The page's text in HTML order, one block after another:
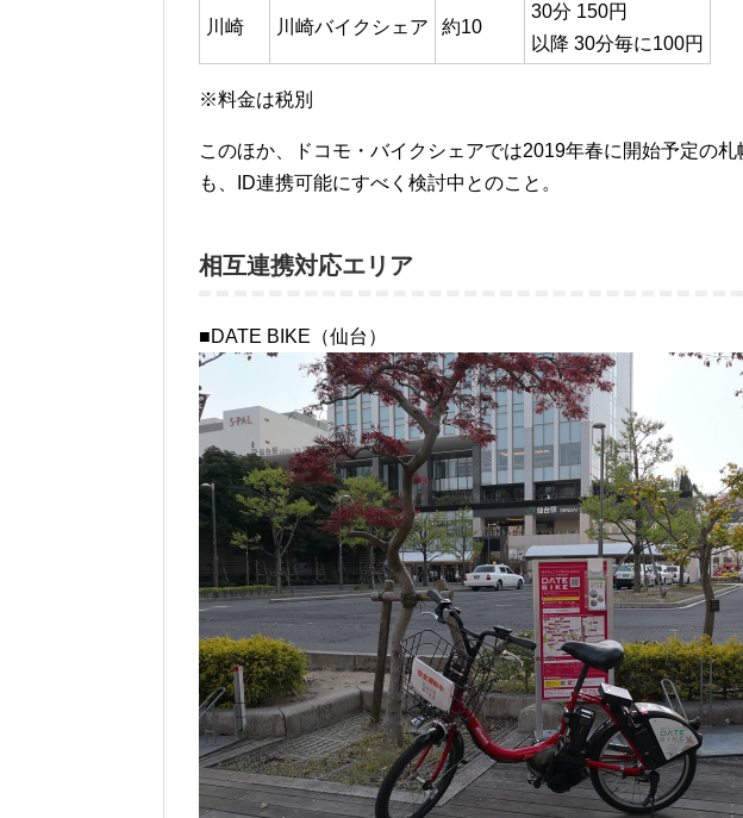
川崎 川崎バイクシェア 約10
30分 150円
以降 30分毎に100円
※料金は税別
このほか、ドコモ・バイクシェアでは2019年春に開始予定の札
も、ID連携可能にすべく検討中とのこと。
相互連携対応エリア
■DATE BIKE（仙台）